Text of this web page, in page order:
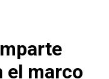
el marco